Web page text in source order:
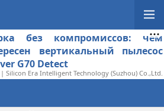
без компромиссов: чем
вертикальный пылесос
G70 Detect
Silicon Era Intelligent Technology (Suzhou) Co.,Ltd.